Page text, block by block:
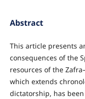
Abstract
This article presents
consequences of the
resources of the
which extends
dictatorship, has